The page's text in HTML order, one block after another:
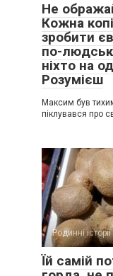
Не
Кожна
зробити
по-
ніхто на
Розумієш
Максим був
піклувався про
Родинні історії
Їй самій